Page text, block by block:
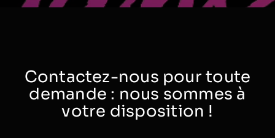
Contactez-nous pour toute
demande : nous sommes à
votre disposition !